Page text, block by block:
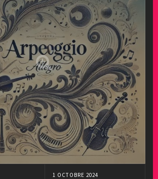
1 OCTOBRE 2024